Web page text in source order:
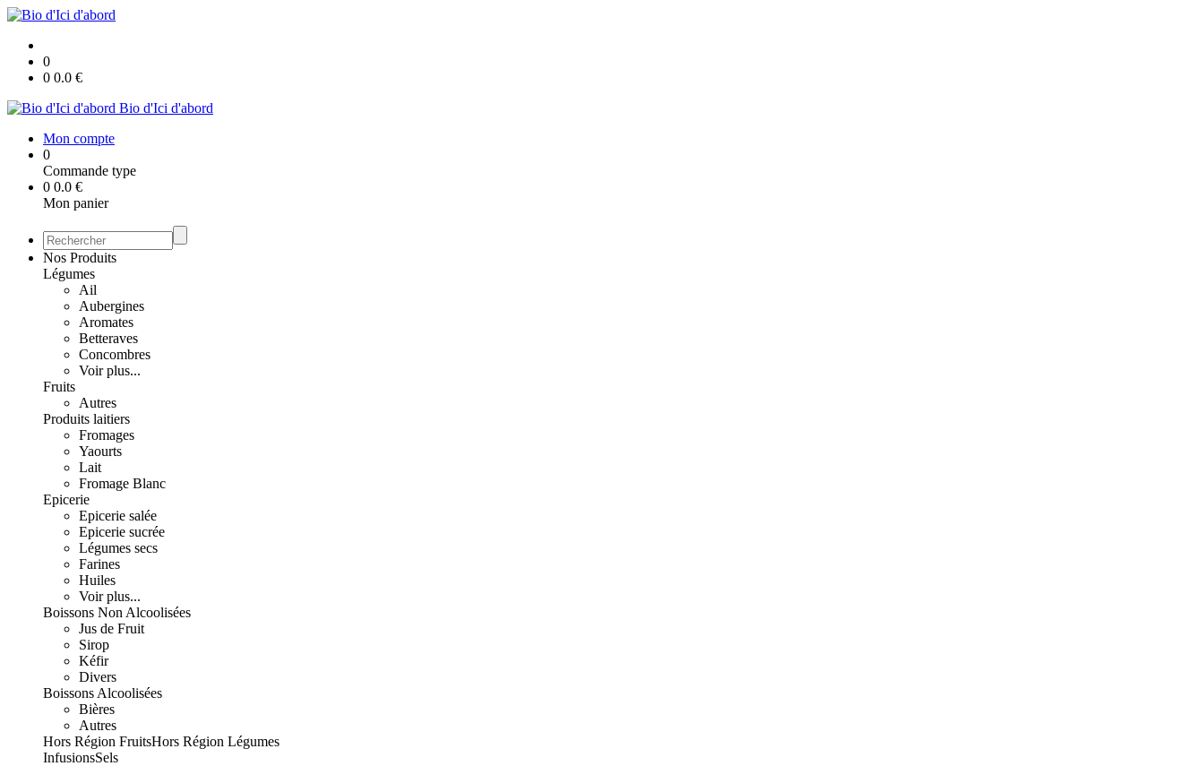
0
0 0.0 €
Bio d'Ici d'abord
Mon compte
0
Commande type
0 0.0 €
Mon panier
Nos Produits
Légumes
Ail
Aubergines
Aromates
Betteraves
Concombres
Voir plus...
Fruits
Autres
Produits laitiers
Fromages
Yaourts
Lait
Fromage Blanc
Epicerie
Epicerie salée
Epicerie sucrée
Légumes secs
Farines
Huiles
Voir plus...
Boissons Non Alcoolisées
Jus de Fruit
Sirop
Kéfir
Divers
Boissons Alcoolisées
Bières
Autres
Hors Région FruitsHors Région Légumes
InfusionsSels